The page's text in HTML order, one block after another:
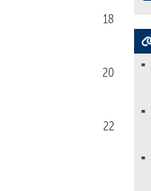
18
20
22